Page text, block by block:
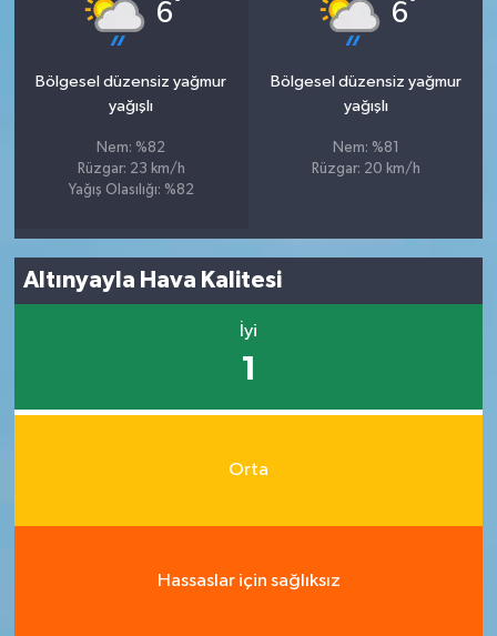
6
Bölgesel düzensiz yağmur
yağışlı
Nem: %82
Rüzgar: 23 km/h
Yağış Olasılığı: %82
6
Bölgesel düzensiz yağmur
yağışlı
Nem: %81
Rüzgar: 20 km/h
Altınyayla Hava Kalitesi
İyi
1
Orta
Hassaslar için sağlıksız